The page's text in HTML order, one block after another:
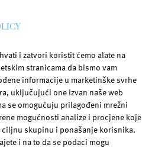
jana.water/
i zatvori koristit ćemo alate na
stranicama da bismo vam
informacije u marketinške svrhe
uključujući one izvan naše web
se omogućuju prilagođeni mrežni
mogućnosti analize i procjene koje
ciljnu skupinu i ponašanje korisnika.
i na to da se podaci mogu